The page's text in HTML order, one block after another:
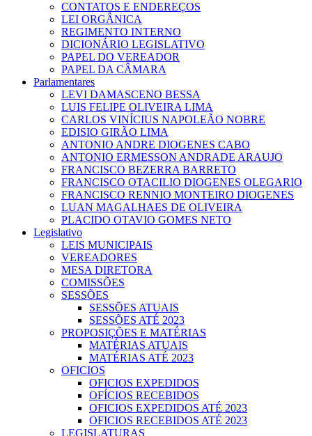
CONTATOS E ENDEREÇOS
LEI ORGÂNICA
REGIMENTO INTERNO
DICIONÁRIO LEGISLATIVO
PAPEL DO VEREADOR
PAPEL DA CÂMARA
Parlamentares
LEVI DAMASCENO BESSA
LUIS FELIPE OLIVEIRA LIMA
CARLOS VINÍCIUS NAPOLEÃO NOBRE
EDISIO GIRÃO LIMA
ANTONIO ANDRE DIOGENES CABO
ANTONIO ERMESSON ANDRADE ARAUJO
FRANCISCO BEZERRA BARRETO
FRANCISCO OTACILIO DIOGENES OLEGARIO
FRANCISCO RENNIO MONTEIRO DIOGENES
LUAN MAGALHAES DE OLIVEIRA
PLACIDO OTAVIO GOMES NETO
Legislativo
LEIS MUNICIPAIS
VEREADORES
MESA DIRETORA
COMISSÕES
SESSÕES
SESSÕES ATUAIS
SESSÕES ATÉ 2023
PROPOSIÇÕES E MATÉRIAS
MATÉRIAS ATUAIS
MATÉRIAS ATÉ 2023
OFICIOS
OFICIOS EXPEDIDOS
OFÍCIOS RECEBIDOS
OFICIOS EXPEDIDOS ATÉ 2023
OFICIOS RECEBIDOS ATÉ 2023
LEGISLATURAS